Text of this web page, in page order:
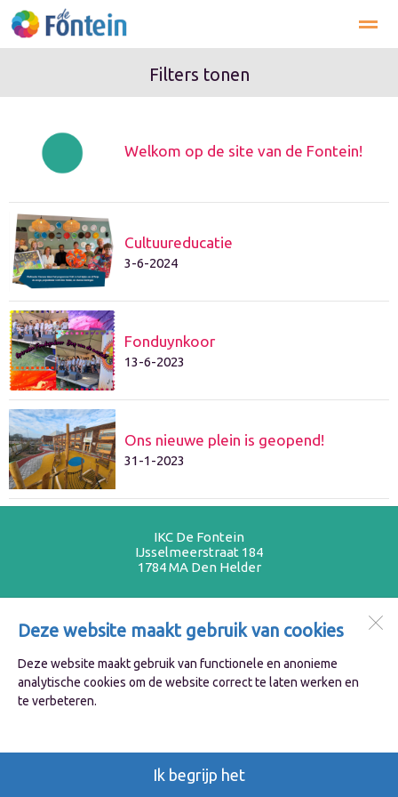
Zoeken
Deze website maakt gebruik van cookies
Deze website maakt gebruik van functionele en anonieme
analytische cookies om de website correct te laten werken en
te verbeteren.
Ik begrijp het
Filters tonen
Welkom op de site van de Fontein!
Cultuureducatie
3-6-2024
Fonduynkoor
13-6-2023
Ons nieuwe plein is geopend!
31-1-2023
IKC De Fontein
IJsselmeerstraat 184
1784 MA Den Helder
Open desktopversie
Ziber DS4